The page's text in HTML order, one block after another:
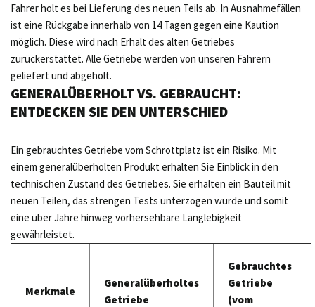
Fahrer holt es bei Lieferung des neuen Teils ab. In Ausnahmefällen
ist eine Rückgabe innerhalb von 14 Tagen gegen eine Kaution
möglich. Diese wird nach Erhalt des alten Getriebes
zurückerstattet. Alle Getriebe werden von unseren Fahrern
geliefert und abgeholt.
GENERALÜBERHOLT VS. GEBRAUCHT:
ENTDECKEN SIE DEN UNTERSCHIED
Ein gebrauchtes Getriebe vom Schrottplatz ist ein Risiko. Mit
einem generalüberholten Produkt erhalten Sie Einblick in den
technischen Zustand des Getriebes. Sie erhalten ein Bauteil mit
neuen Teilen, das strengen Tests unterzogen wurde und somit
eine über Jahre hinweg vorhersehbare Langlebigkeit
gewährleistet.
Merkmale
Generalüberholtes
Getriebe
Gebrauchtes
Getriebe
(vom